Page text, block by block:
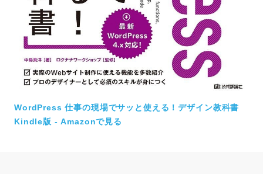
WordPress 仕事の現場でサッと使える！デザイン教科書
Kindle版 - Amazonで見る